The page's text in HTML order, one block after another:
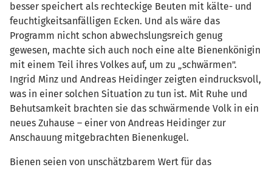
besser speichert als rechteckige Beuten mit kälte- und
feuchtigkeitsanfälligen Ecken. Und als wäre das
Programm nicht schon abwechslungsreich genug
gewesen, machte sich auch noch eine alte Bienenkönigin
mit einem Teil ihres Volkes auf, um zu „schwärmen".
Ingrid Minz und Andreas Heidinger zeigten eindrucksvoll,
was in einer solchen Situation zu tun ist. Mit Ruhe und
Behutsamkeit brachten sie das schwärmende Volk in ein
neues Zuhause – einer von Andreas Heidinger zur
Anschauung mitgebrachten Bienenkugel.
Bienen seien von unschätzbarem Wert für das